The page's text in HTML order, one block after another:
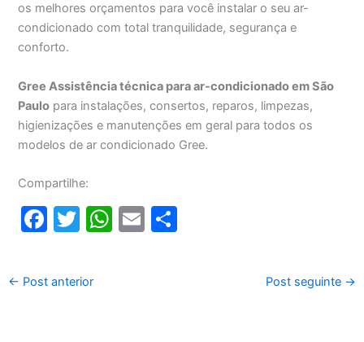
os melhores orçamentos para você instalar o seu ar-
condicionado com total tranquilidade, segurança e
conforto.
Gree Assistência técnica para ar-condicionado em São
Paulo para instalações, consertos, reparos, limpezas,
higienizações e manutenções em geral para todos os
modelos de ar condicionado Gree.
Compartilhe:
F
c
e
T
itt
er
W E
← Post anterior Post seguinte →